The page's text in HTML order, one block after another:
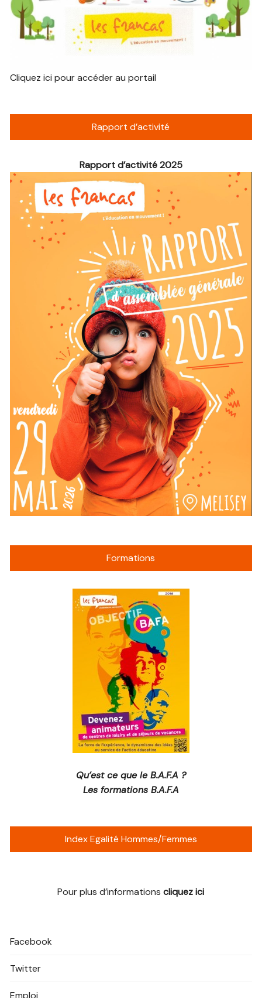
Cliquez ici pour accéder au portail
Rapport d’activité
Rapport d’activité 2025
Formations
Qu’est ce que le B.A.F.A ?
Les formations B.A.F.A
Index Egalité Hommes/Femmes
Pour plus d’informationscliquez ici
Facebook
Twitter
Emploi